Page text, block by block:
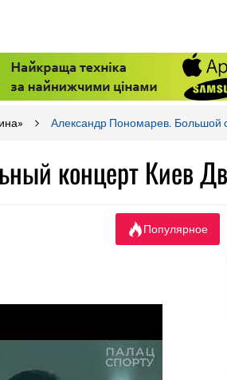
Александр Пономарев. Большой
концерт Киев
Популярное